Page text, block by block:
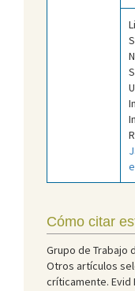
Cómo citar
Grupo de Trabajo
Otros artículos
críticamente. Evid